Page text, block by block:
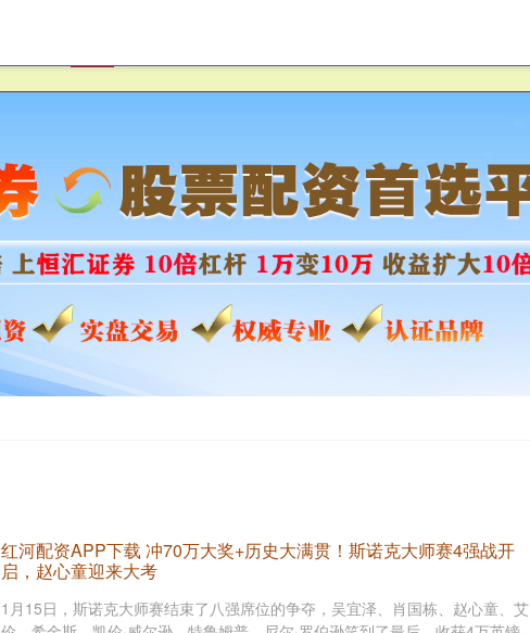
红河配资APP下载 冲70万大奖+历史大满贯！斯诺克大师赛4强战开
启，赵心童迎来大考
1月15日，斯诺克大师赛结束了八强席位的争夺，吴宜泽、肖国栋、赵心童、艾